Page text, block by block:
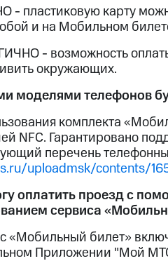
при оплате с карты МТС
пластиковую карту
и на Мобильном
- возможность
окружающих.
моделями телефонов
комплекта
NFC. Гарантировано
перечень
uploadmsk/contents/
оплатить проезд с
сервиса
«Мобильный билет»
Приложении "Мой